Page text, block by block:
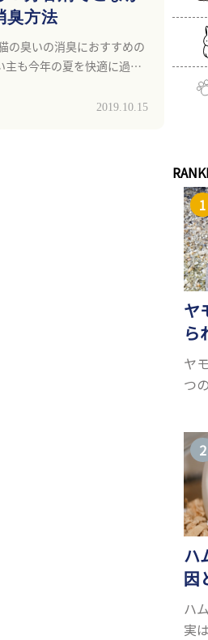
臭方法
の臭いの消臭におすすめの
主も今年の夏を快適に過ご
2019.10.15
ヤ
ら
て
ヤ
つ
し
お
は
ハ
因
処
ハ
実